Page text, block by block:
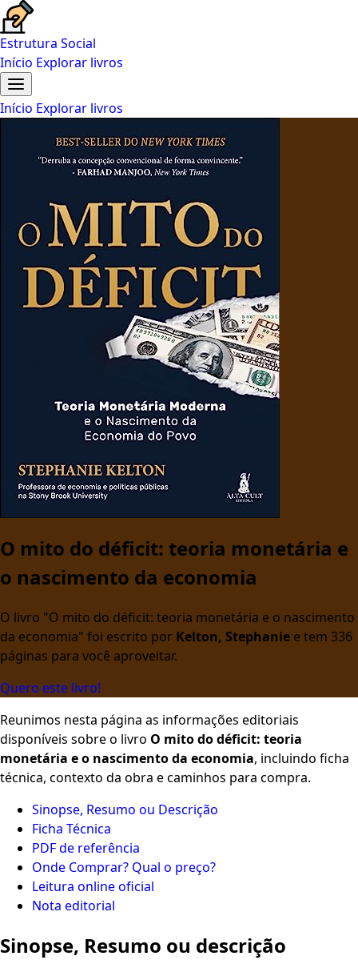
Estrutura Social
Início Explorar livros
Início Explorar livros
O mito do déficit: teoria monetária e
o nascimento da economia
O livro "O mito do déficit: teoria monetária e o nascimento
da economia" foi escrito por Kelton, Stephanie e tem 336
páginas para você aproveitar.
Quero este livro!
Reunimos nesta página as informações editoriais
disponíveis sobre o livro O mito do déficit: teoria
monetária e o nascimento da economia, incluindo ficha
técnica, contexto da obra e caminhos para compra.
Sinopse, Resumo ou Descrição
Ficha Técnica
PDF de referência
Onde Comprar? Qual o preço?
Leitura online oficial
Nota editorial
Sinopse, Resumo ou descrição